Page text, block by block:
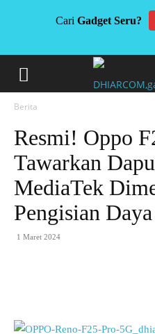
Berita
Resmi! Oppo
Tawarkan
MediaTek
Pengisian
1 Maret 2024
Cari Gadget Seru?